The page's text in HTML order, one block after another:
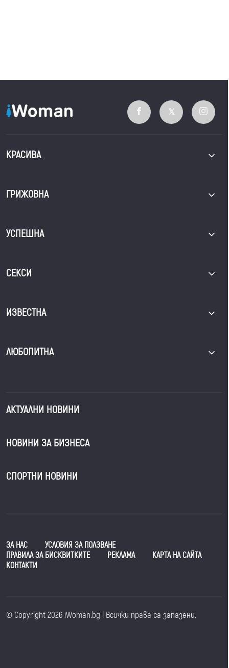
КРАСИВА
ГРИЖОВНА
УСПЕШНА
СЕКСИ
ИЗВЕСТНА
ЛЮБОПИТНА
АКТУАЛНИ НОВИНИ
НОВИНИ ЗА БИЗНЕСА
СПОРТНИ НОВИНИ
ЗА НАС
УСЛОВИЯ ЗА ПОЛЗВАНЕ
ПРАВИЛА ЗА БИСКВИТКИТЕ
РЕКЛАМА
КАРТА НА САЙТА
КОНТАКТИ
© Copyright 2026 iWoman.bg | Всички права са запазени.